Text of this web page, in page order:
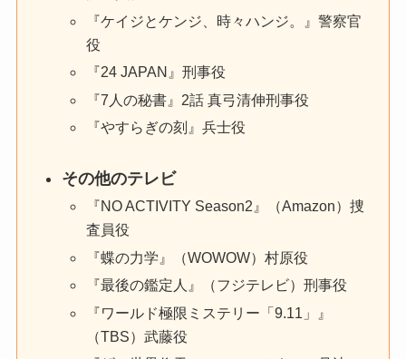
『ケイジとケンジ、時々ハンジ。』警察官
役
『24 JAPAN』刑事役
『7人の秘書』2話 真弓清伸刑事役
『やすらぎの刻』兵士役
その他のテレビ
『NO ACTIVITY Season2』（Amazon）捜
査員役
『蝶の力学』（WOWOW）村原役
『最後の鑑定人』（フジテレビ）刑事役
『ワールド極限ミステリー「9.11」』
（TBS）武藤役